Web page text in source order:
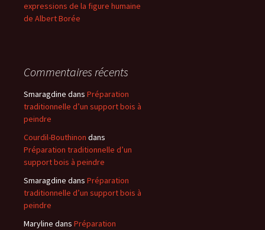
expressions de la figure humaine
de Albert Borée
Commentaires récents
Smaragdine dans Préparation
traditionnelle d’un support bois à
peindre
Courdil-Bouthinon dans
Préparation traditionnelle d’un
support bois à peindre
Smaragdine dans Préparation
traditionnelle d’un support bois à
peindre
Maryline dans Préparation